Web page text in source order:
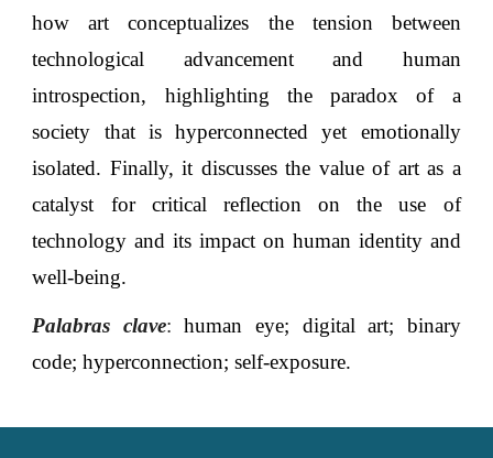
how art conceptualizes the tension between
technological advancement and human
introspection, highlighting the paradox of a
society that is hyperconnected yet emotionally
isolated. Finally, it discusses the value of art as a
catalyst for critical reflection on the use of
technology and its impact on human identity and
well-being.
Palabras clave: human eye; digital art; binary
code; hyperconnection; self-exposure.